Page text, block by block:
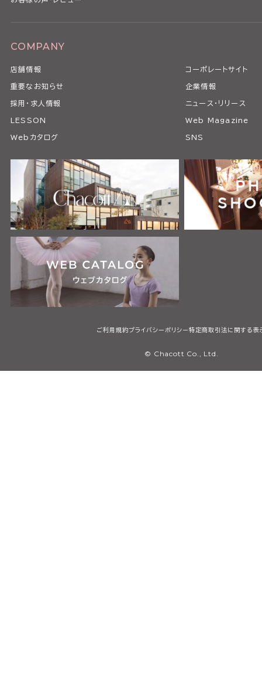
COMPANY
店舗情報 コーポレートサイト
重要なお知らせ 企業情報
採用・求人情報 ニュース・リリース
LESSON Web Magazine
Webカタログ SNS
ご利用規約プライバシーポリシー特定商取引法に関する表
© Chacott Co., Ltd.